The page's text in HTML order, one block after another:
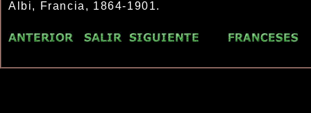
Albi, Francia, 1864-1901.